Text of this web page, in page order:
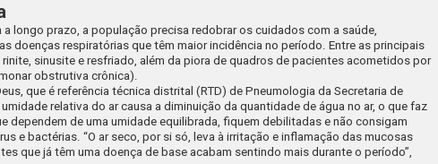
longo prazo, a população precisa redobrar os cuidados com a saúde,
doenças respiratórias que têm maior incidência no período. Entre as principais
sinusite e resfriado, além da piora de quadros de pacientes acometidos por
obstrutiva crônica).
que é referência técnica distrital (RTD) de Pneumologia da Secretaria de
relativa do ar causa a diminuição da quantidade de água no ar, o que faz
dependem de uma umidade equilibrada, fiquem debilitadas e não consigam
e bactérias. “O ar seco, por si só, leva à irritação e inflamação das mucosas
que já têm uma doença de base acabam sentindo mais durante o período”,